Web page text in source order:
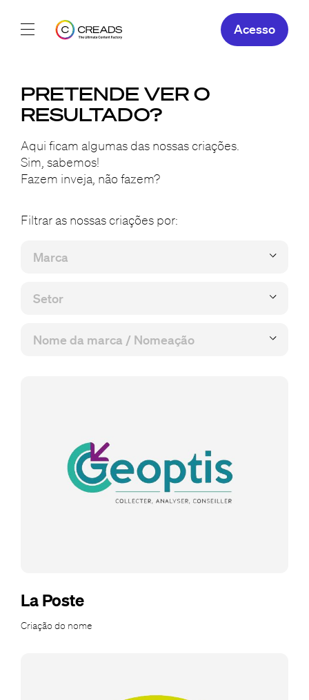
Sobre
As Nossas
PT
Acesso
PRETENDE VER O
RESULTADO?
Aqui ficam algumas das nossas criações.
Sim, sabemos!
Fazem inveja, não fazem?
Filtrar as nossas criações por:
La Poste
Criação do nome